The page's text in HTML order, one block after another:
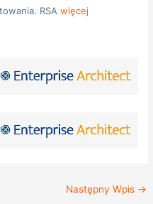
RSAwięcej
Następny Wpis →